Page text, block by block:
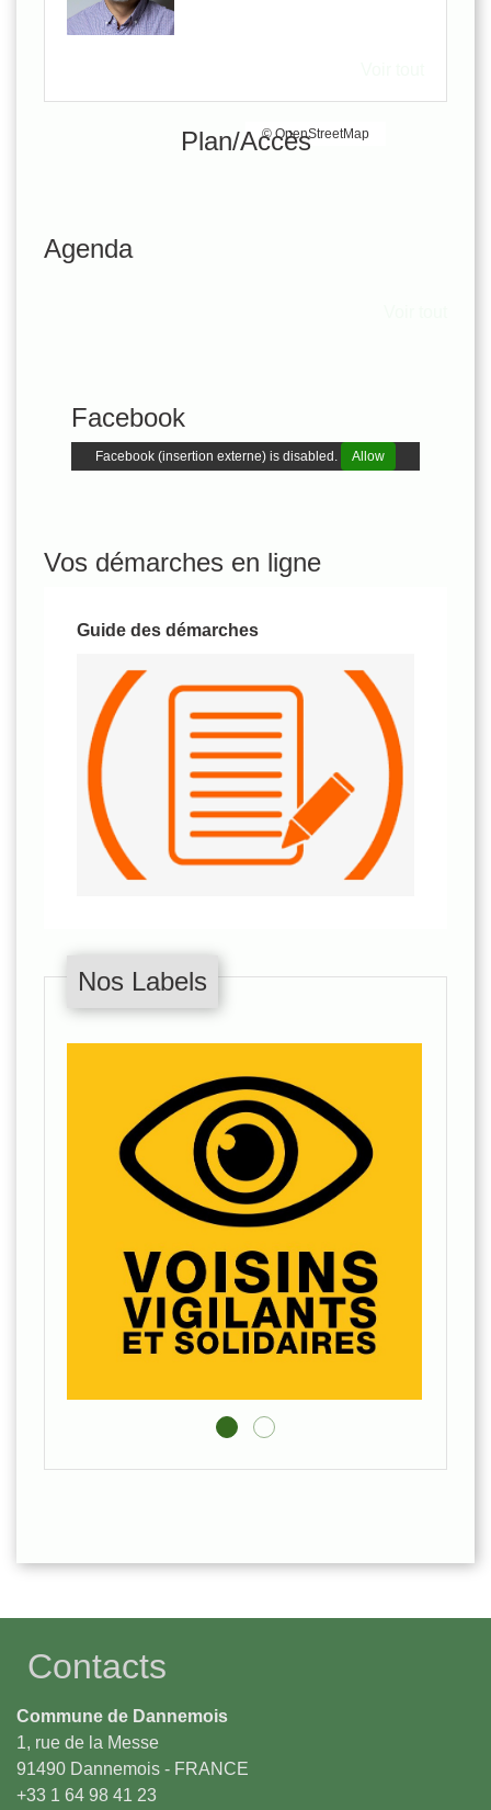
Plan/Accès© OpenStreetMap
Agenda
Facebook
Facebook (insertion externe) is disabled. Allow
Vos démarches en ligne
Guide des démarches
Nos Labels
Contacts
Commune de Dannemois
1, rue de la Messe
91490 Dannemois - FRANCE
+33 1 64 98 41 23